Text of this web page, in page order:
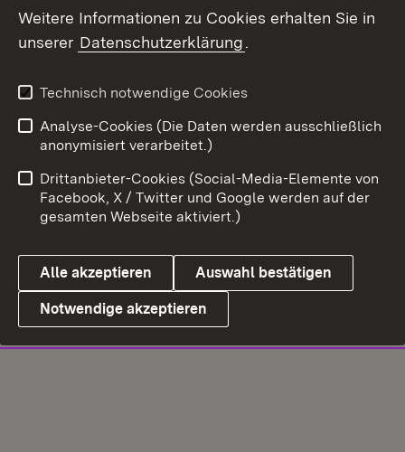
Weitere Informationen zu Cookies erhalten Sie in
unserer Datenschutzerklärung.
Technisch notwendige Cookies
Analyse-Cookies (Die Daten werden ausschließlich
anonymisiert verarbeitet.)
Drittanbieter-Cookies (Social-Media-Elemente von
Facebook, X / Twitter und Google werden auf der
gesamten Webseite aktiviert.)
Alle akzeptieren Auswahl bestätigen
Notwendige akzeptieren